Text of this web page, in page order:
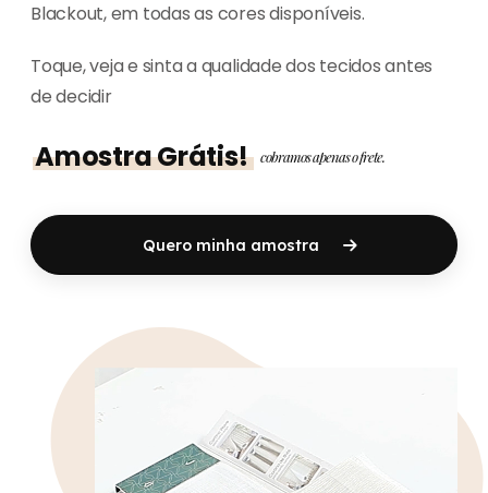
Blackout, em todas as cores disponíveis.
Toque, veja e sinta a qualidade dos tecidos antes
de decidir
Amostra Grátis! cobramos apenas o frete.
Quero minha amostra